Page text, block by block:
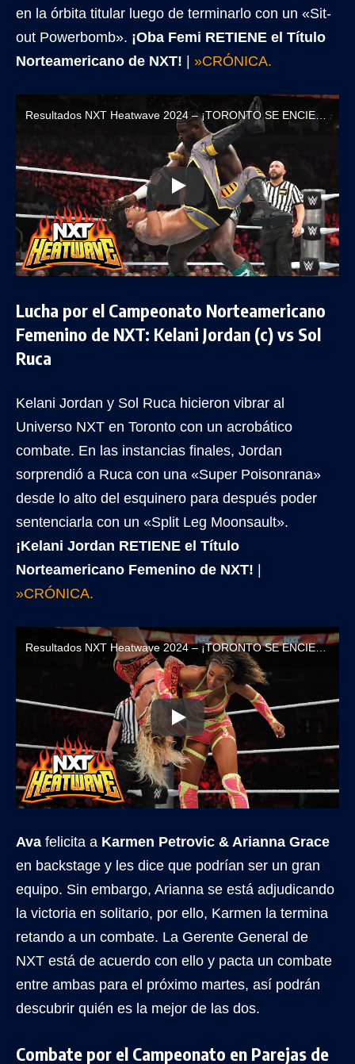
en la órbita titular luego de terminarlo con un «Sit-
out Powerbomb». ¡Oba Femi RETIENE el Título
Norteamericano de NXT!
»CRÓNICA.
Resultados NXT Heatwave 2024 – ¡TORONTO SE ENCIENDE CON LAS ESTRELLAS DE NXT!
Lucha por el Campeonato Norteamericano
Femenino de NXT: Kelani Jordan (c) vs Sol
Ruca
Kelani Jordan y Sol Ruca hicieron vibrar al
Universo NXT en Toronto con un acrobático
combate. En las instancias finales, Jordan
sorprendió a Ruca con una «Super Poisonrana»
desde lo alto del esquinero para después poder
sentenciarla con un «Split Leg Moonsault».
¡Kelani Jordan RETIENE el Título
Norteamericano Femenino de NXT! |
»CRÓNICA.
Resultados NXT Heatwave 2024 – ¡TORONTO SE ENCIENDE CON LAS ESTRELLAS DE NXT!
Ava felicita a Karmen Petrovic & Arianna Grace
en backstage y les dice que podrían ser un gran
equipo. Sin embargo, Arianna se está adjudicando
la victoria en solitario, por ello, Karmen la termina
retando a un combate. La Gerente General de
NXT está de acuerdo con ello y pacta un combate
entre ambas para el próximo martes, así podrán
descubrir quién es la mejor de las dos.
Combate por el Campeonato en Parejas de